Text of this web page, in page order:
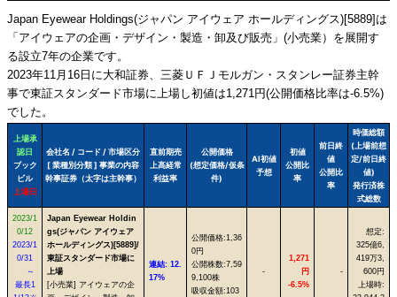
Japan Eyewear Holdings(ジャパン アイウェア ホールディングス)[5889]は
「アイウェアの企画・デザイン・製造・卸及び販売」(小売業）を展開す
る設立7年の企業です。
2023年11月16日に大和証券、三菱ＵＦＪモルガン・スタンレー証券主幹
事で東証スタンダード市場に上場し初値は1,271円(公開価格比率は-6.5%)
でした。
上場承
認日
ブック
ビル
上場日
会社名 / コード / 市場区分
[ 業種別分類 ] 事業の内容
幹事証券（太字は主幹事）
直前期売
上高経常
利益率
公開価格
(想定価格/仮条
件)
AI初値
予想
初値
公開比
率
前日終
値
公開比
率
時価総額
(上場前想
定/前日終
値)
発行済株
式総数
2023/1
0/12
2023/1
0/31
～
最長1
Japan Eyewear Holdin
gs(ジャパン アイウェア
ホールディングス)[5889]/
東証スタンダード市場に
上場
[小売業] アイウェアの企
連結: 12.
17%
公開価格:1,36
0円
公開株数:7,59
9,100株
吸収金額:103
-
1,271
円
-6.5%
-
想定:
325億6,
419万3,
600円
上場時: